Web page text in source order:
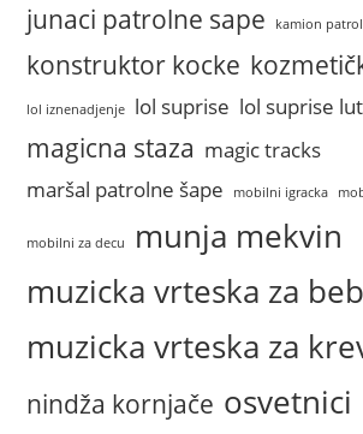
junaci patrolne sape kamion
konstruktor kocke
lol iznenadjenje lol suprise lol suprise
magicna staza magic tracks
maršal patrolne šape
mobilni igracka
mobilni za decu
munja mekvin
muzicka vrteska za
muzicka vrteska za
nindža kornjače osvetnici